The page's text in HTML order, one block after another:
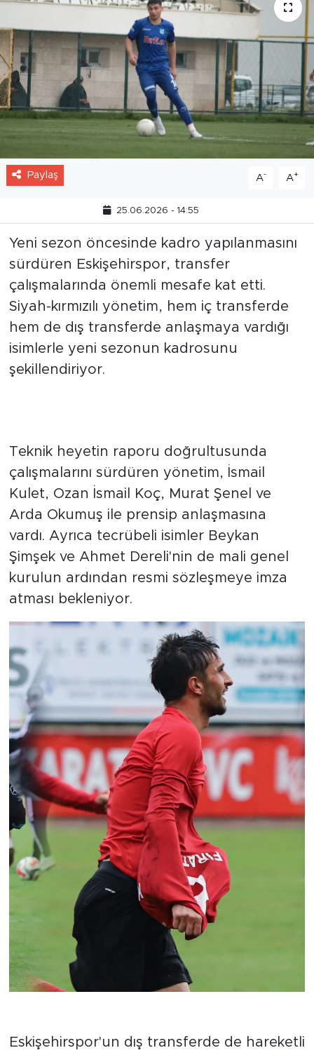
Paylaş A- A+
25.06.2026 - 14:55
Yeni sezon öncesinde kadro yapılanmasını
sürdüren Eskişehirspor, transfer
çalışmalarında önemli mesafe kat etti.
Siyah-kırmızılı yönetim, hem iç transferde
hem de dış transferde anlaşmaya vardığı
isimlerle yeni sezonun kadrosunu
şekillendiriyor.
Teknik heyetin raporu doğrultusunda
çalışmalarını sürdüren yönetim, İsmail
Kulet, Ozan İsmail Koç, Murat Şenel ve
Arda Okumuş ile prensip anlaşmasına
vardı. Ayrıca tecrübeli isimler Beykan
Şimşek ve Ahmet Dereli'nin de mali genel
kurulun ardından resmi sözleşmeye imza
atması bekleniyor.
Eskişehirspor'un dış transferde de hareketli